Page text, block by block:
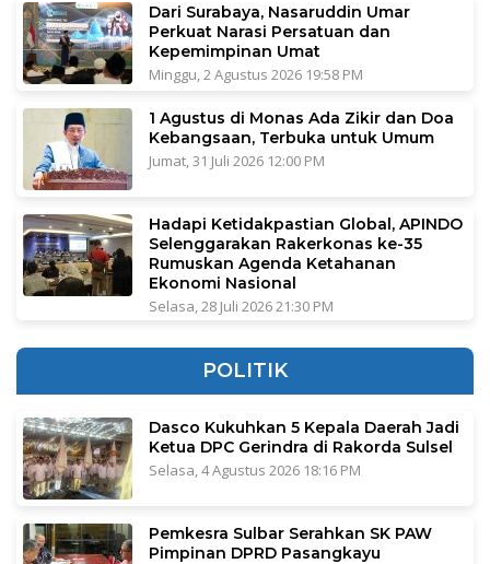
Dari Surabaya, Nasaruddin Umar
Perkuat Narasi Persatuan dan
Kepemimpinan Umat
Minggu, 2 Agustus 2026 19:58 PM
1 Agustus di Monas Ada Zikir dan Doa
Kebangsaan, Terbuka untuk Umum
Jumat, 31 Juli 2026 12:00 PM
Hadapi Ketidakpastian Global, APINDO
Selenggarakan Rakerkonas ke-35
Rumuskan Agenda Ketahanan
Ekonomi Nasional
Selasa, 28 Juli 2026 21:30 PM
POLITIK
Dasco Kukuhkan 5 Kepala Daerah Jadi
Ketua DPC Gerindra di Rakorda Sulsel
Selasa, 4 Agustus 2026 18:16 PM
Pemkesra Sulbar Serahkan SK PAW
Pimpinan DPRD Pasangkayu